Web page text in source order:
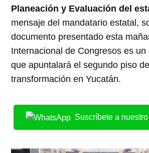
Planeación y Evaluación del
mensaje del mandatario estatal,
documento presentado esta
Internacional de Congresos es
que apuntalará el segundo piso
transformación en Yucatán.
Suscríbete a nuestro